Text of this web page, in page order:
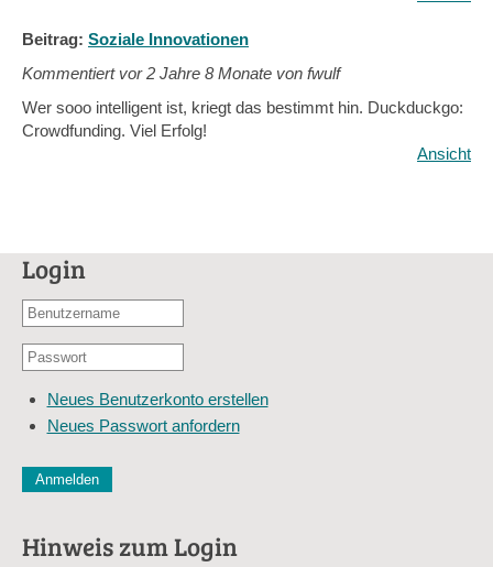
Beitrag: Soziale Innovationen
Kommentiert vor2 Jahre 8 Monate von fwulf
Wer sooo intelligent ist, kriegt das bestimmt hin. Duckduckgo:
Crowdfunding. Viel Erfolg!
Ansicht
Login
Benutzername
E-
Adresse
Passwort
Neues Benutzerkonto erstellen
Neues Passwort anfordern
Diese Sicherheitsfrage überprüft, ob Sie ein menschlicher
Sag mir nicht, wie viele Sternlein stehen
Hinweis zum Login